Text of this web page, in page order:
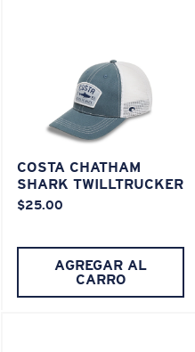
COSTA CHATHAM
SHARK TWILLTRUCKER
$25.00
AGREGAR AL
CARRO